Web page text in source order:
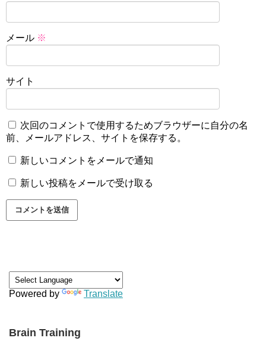
メール ※
サイト
次回のコメントで使用するためブラウザーに自分の名
前、メールアドレス、サイトを保存する。
新しいコメントをメールで通知
新しい投稿をメールで受け取る
Powered by Translate
Brain Training